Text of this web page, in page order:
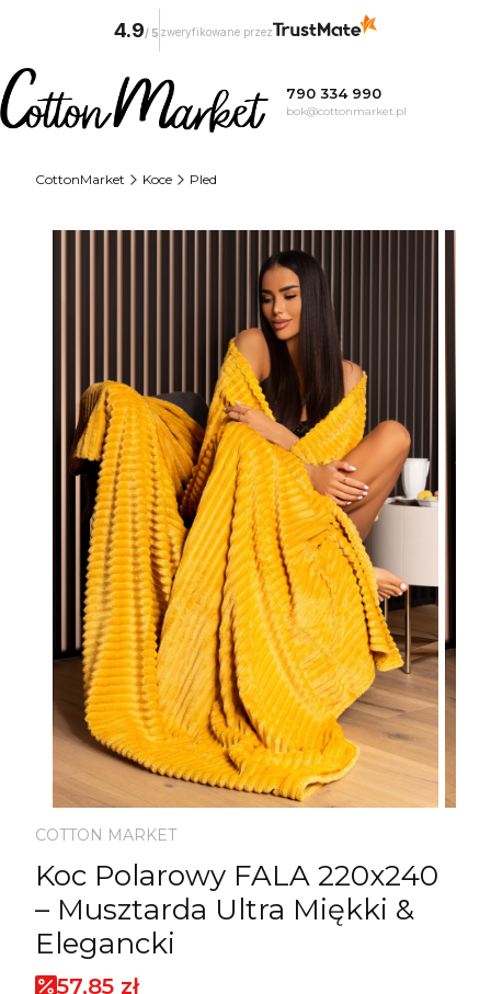
790 334 990
bok@cottonmarket.pl
CottonMarket Koce Pled
COTTON MARKET
Koc Polarowy FALA 220x240
– Musztarda Ultra Miękki &
Elegancki
57,85 zł
4.9/ 5 zweryfikowane przez